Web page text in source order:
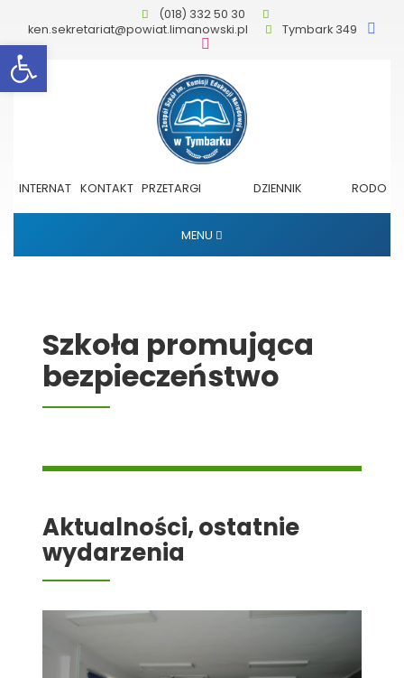
Otwórz pasek narzędzi
(018) 332 50 30
ken.sekretariat@powiat.limanowski.pl
Tymbark 349
INTERNAT KONTAKT PRZETARGI
DZIENNIK
RODO
MENU
Szkoła promująca
bezpieczeństwo
Aktualności, ostatnie
wydarzenia